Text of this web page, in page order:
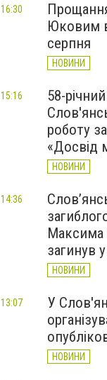
Юковим
серпня
НОВИНИ
16:30
58-
роботу
«Досвід
НОВИНИ
15:16
загинув
НОВИНИ
14:36
У
НОВИНИ
13:07